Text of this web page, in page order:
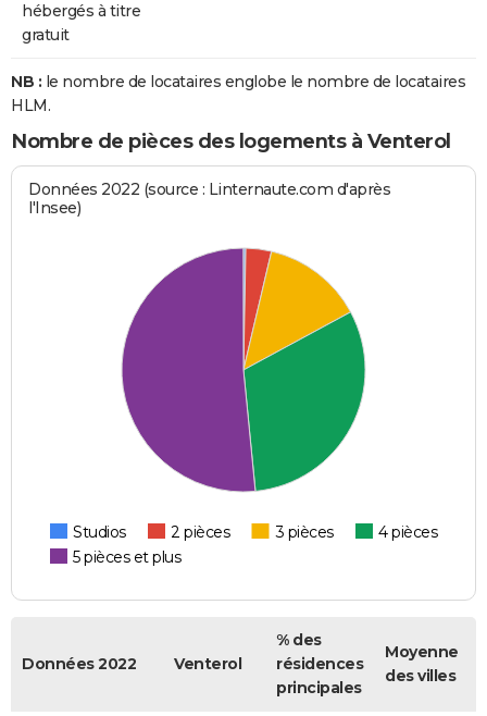
hébergés à titre
gratuit
NB : le nombre de locataires englobe le nombre de locataires
HLM.
Nombre de pièces des logements à Venterol
Données 2022 (source : Linternaute.com d'après
l'Insee)
Studios 2 pièces 3 pièces
4 pièces
5 pièces et plus
Données 2022 Venterol
% des
résidences
principales
Moyenne
des villes